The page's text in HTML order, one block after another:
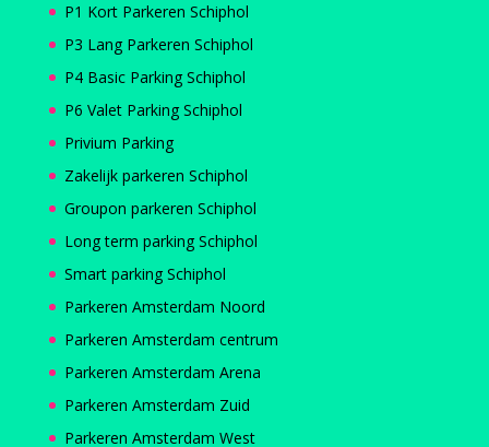
P1 Kort Parkeren Schiphol
P3 Lang Parkeren Schiphol
P4 Basic Parking Schiphol
P6 Valet Parking Schiphol
Privium Parking
Zakelijk parkeren Schiphol
Groupon parkeren Schiphol
Long term parking Schiphol
Smart parking Schiphol
Parkeren Amsterdam Noord
Parkeren Amsterdam centrum
Parkeren Amsterdam Arena
Parkeren Amsterdam Zuid
Parkeren Amsterdam West